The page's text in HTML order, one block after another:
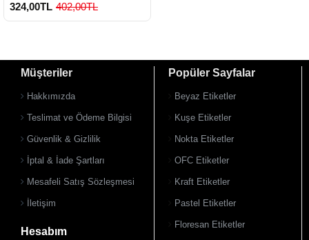
900 TL Üzeri Kargo Ücretsiz
324,00TL 402,00TL
Müşteriler
Hakkımızda
Teslimat ve Ödeme Bilgisi
Güvenlik & Gizlilik
İptal & İade Şartları
Mesafeli Satış Sözleşmesi
İletişim
Hesabım
Popüler Sayfalar
Beyaz Etiketler
Kuşe Etiketler
Nokta Etiketler
OFC Etiketler
Kraft Etiketler
Pastel Etiketler
Floresan Etiketler